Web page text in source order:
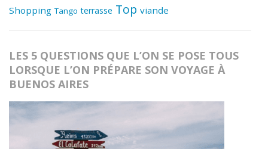
Shopping Tango terrasse Top viande
LES 5 QUESTIONS QUE L’ON SE POSE TOUS
LORSQUE L’ON PRÉPARE SON VOYAGE À
BUENOS AIRES